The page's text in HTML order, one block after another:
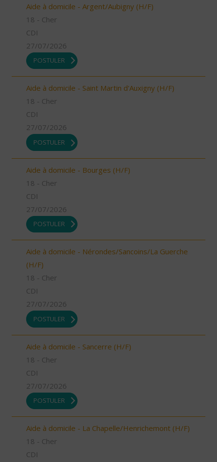
Aide à domicile - Argent/Aubigny (H/F)
18 - Cher
CDI
27/07/2026
POSTULER
Aide à domicile - Saint Martin d'Auxigny (H/F)
18 - Cher
CDI
27/07/2026
POSTULER
Aide à domicile - Bourges (H/F)
18 - Cher
CDI
27/07/2026
POSTULER
Aide à domicile - Nérondes/Sancoins/La Guerche
(H/F)
18 - Cher
CDI
27/07/2026
POSTULER
Aide à domicile - Sancerre (H/F)
18 - Cher
CDI
27/07/2026
POSTULER
Aide à domicile - La Chapelle/Henrichemont (H/F)
18 - Cher
CDI